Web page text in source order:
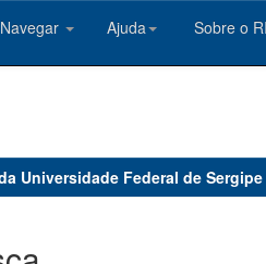
Navegar Ajuda Sobre o
Universidade Federal de Sergipe